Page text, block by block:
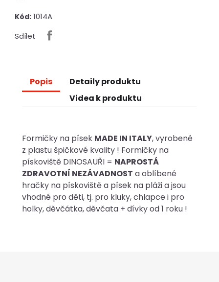
Kód: 1014A
Sdílet
Popis
Detaily produktu
Videa k produktu
Formičky na písek MADE IN ITALY, vyrobené
z plastu špičkové kvality ! Formičky na
pískoviště DINOSAUŘI = NAPROSTÁ
ZDRAVOTNÍ NEZÁVADNOST a oblíbené
hračky na pískoviště a písek na pláži a jsou
vhodné pro děti, tj. pro kluky, chlapce i pro
holky, děvčátka, děvčata + dívky od 1 roku !